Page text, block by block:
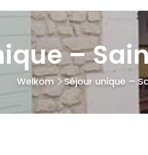
–
Welkom Séjour unique –